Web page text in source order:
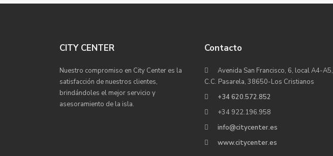
CITY CENTER
Nuestro compromiso en City Center es la
satisfacción de nuestros clientes,
brindándoles el mejor servicio y
asesoramiento de la isla.
Contacto
Avenida San Francisco, 6, local A4-A5,
C.C. Pasarela, 38650-Los Cristianos
+34 620.572.852
+34 922.196.958
info@citycenter.es
www.citycenter.es